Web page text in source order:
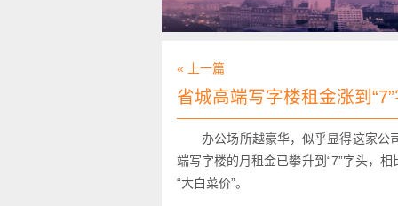
« 上一篇
省城高端写字楼租金涨到
办公场所越豪华，似乎显得这家公
端写字楼的月租金已攀升到“7”字头，
“大白菜价”。